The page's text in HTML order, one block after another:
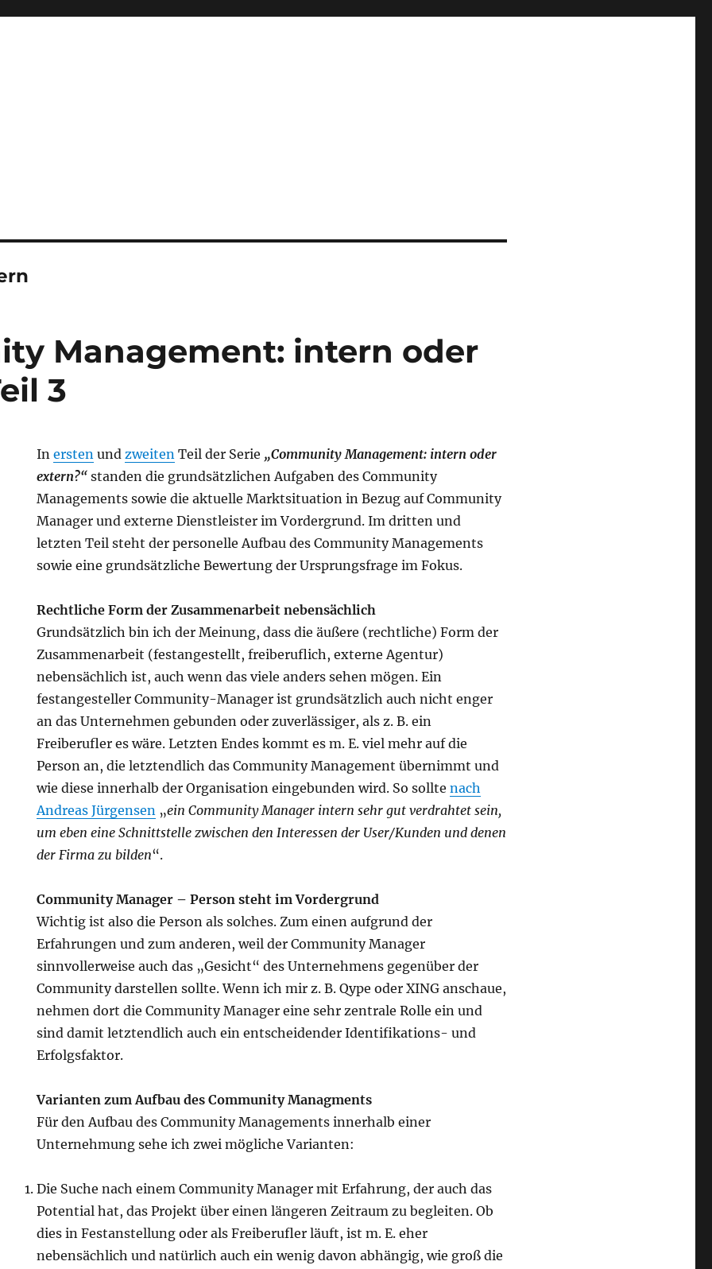
Management: intern oder
3
Inersten undzweiten Teil der Serie „Community Management: intern oder
extern?“ standen die grundsätzlichen Aufgaben des Community
Managements sowie die aktuelle Marktsituation in Bezug auf Community
Manager und externe Dienstleister im Vordergrund. Im dritten und
letzten Teil steht der personelle Aufbau des Community Managements
sowie eine grundsätzliche Bewertung der Ursprungsfrage im Fokus.
Rechtliche Form der Zusammenarbeit nebensächlich
Grundsätzlich bin ich der Meinung, dass die äußere (rechtliche) Form der
Zusammenarbeit (festangestellt, freiberuflich, externe Agentur)
nebensächlich ist, auch wenn das viele anders sehen mögen. Ein
festangesteller Community-Manager ist grundsätzlich auch nicht enger
an das Unternehmen gebunden oder zuverlässiger, als z. B. ein
Freiberufler es wäre. Letzten Endes kommt es m. E. viel mehr auf die
Person an, die letztendlich das Community Management übernimmt und
wie diese innerhalb der Organisation eingebunden wird. So solltenach
Andreas Jürgensen „ein Community Manager intern sehr gut verdrahtet sein,
um eben eine Schnittstelle zwischen den Interessen der User/Kunden und denen
der Firma zu bilden“.
Community Manager – Person steht im Vordergrund
Wichtig ist also die Person als solches. Zum einen aufgrund der
Erfahrungen und zum anderen, weil der Community Manager
sinnvollerweise auch das „Gesicht“ des Unternehmens gegenüber der
Community darstellen sollte. Wenn ich mir z. B. Qype oder XING anschaue,
nehmen dort die Community Manager eine sehr zentrale Rolle ein und
sind damit letztendlich auch ein entscheidender Identifikations- und
Erfolgsfaktor.
Varianten zum Aufbau des Community Managments
Für den Aufbau des Community Managements innerhalb einer
Unternehmung sehe ich zwei mögliche Varianten:
Die Suche nach einem Community Manager mit Erfahrung, der auch das
Potential hat, das Projekt über einen längeren Zeitraum zu begleiten. Ob
dies in Festanstellung oder als Freiberufler läuft, ist m. E. eher
nebensächlich und natürlich auch ein wenig davon abhängig, wie groß die